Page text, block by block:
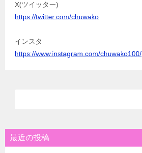
X(ツイッター)
https://twitter.com/chuwako
インスタ
https://www.instagram.com/chuwako100/
最近の投稿